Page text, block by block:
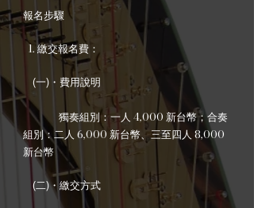
報名步驟
1. 繳交報名費：
(一)・費用說明
獨奏組別：一人 4,000 新台幣；合奏
組別：二人 6,000 新台幣、​三至四人 8,000
新台幣
(二)・繳交方式